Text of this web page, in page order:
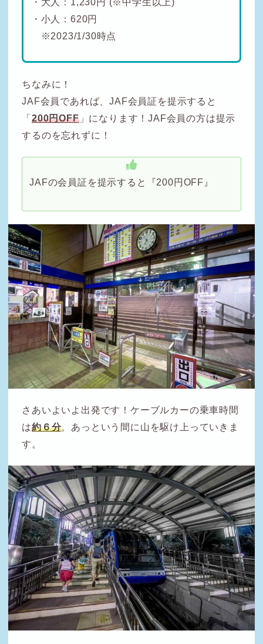
・小人：620円
※2023/1/30時点
ちなみに！
JAF会員であれば、JAF会員証を提示すると
「200円OFF」になります！JAF会員の方は提示
するのを忘れずに！
JAFの会員証を提示すると『200円OFF』
さあいよいよ出発です！ケーブルカーの乗車時間
は約６分。あっという間に山を駆け上っていきま
す。